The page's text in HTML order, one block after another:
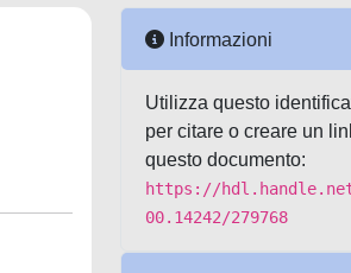
Informazioni
Utilizza questo
per citare o creare un
questo documento:
https://
00.14242/279768